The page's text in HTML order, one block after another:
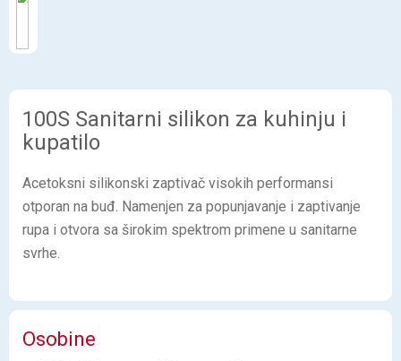
100S Sanitarni silikon za kuhinju i
kupatilo
Acetoksni silikonski zaptivač visokih performansi
otporan na buđ. Namenjen za popunjavanje i zaptivanje
rupa i otvora sa širokim spektrom primene u sanitarne
svrhe.
Osobine